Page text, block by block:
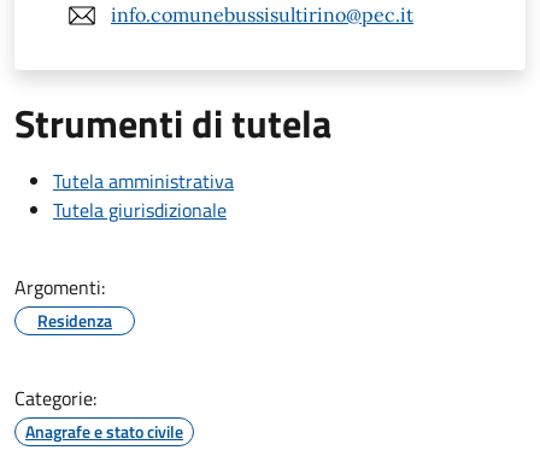
info.comunebussisultirino@pec.it
Strumenti di tutela
Tutela amministrativa
Tutela giurisdizionale
Argomenti:
Residenza
Categorie:
Anagrafe e stato civile